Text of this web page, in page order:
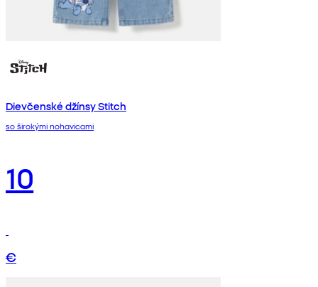
Dievčenské džínsy Stitch
so širokými nohavicami
10
€